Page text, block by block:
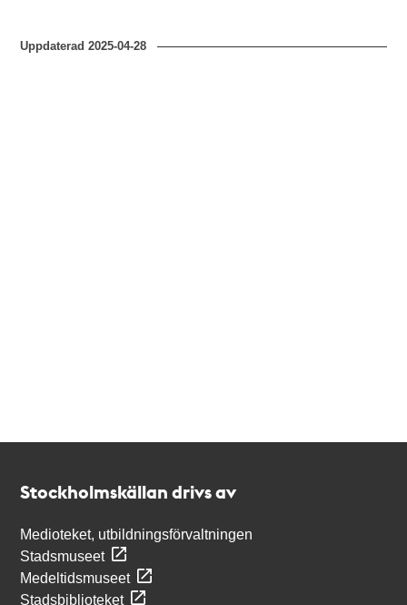
Uppdaterad2025-04-28
Stockholmskällan drivs av
Medioteket, utbildningsförvaltningen
Stadsmuseet
Medeltidsmuseet
Stadsbiblioteket